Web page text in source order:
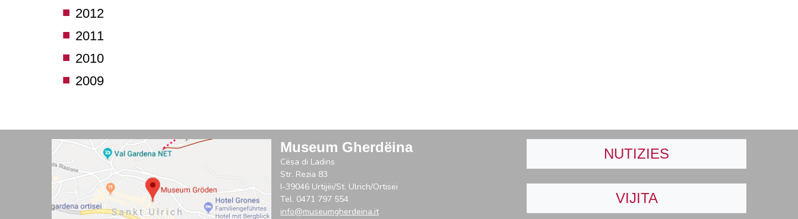
2012
2011
2010
2009
Museum Gherdëina
Cësa di Ladins
Str. Rezia 83
I-39046 Urtijëi/St. Ulrich/Ortisei
Tel. 0471 797 554
info@museumgherdeina.it
NUTIZIES
VIJITA